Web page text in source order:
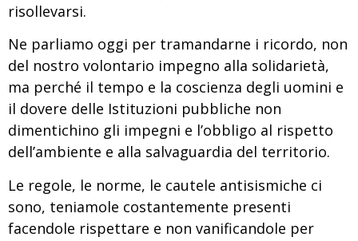
risollevarsi.
Ne parliamo oggi per tramandarne i ricordo, non
del nostro volontario impegno alla solidarietà,
ma perché il tempo e la coscienza degli uomini e
il dovere delle Istituzioni pubbliche non
dimentichino gli impegni e l’obbligo al rispetto
dell’ambiente e alla salvaguardia del territorio.
Le regole, le norme, le cautele antisismiche ci
sono, teniamole costantemente presenti
facendole rispettare e non vanificandole per